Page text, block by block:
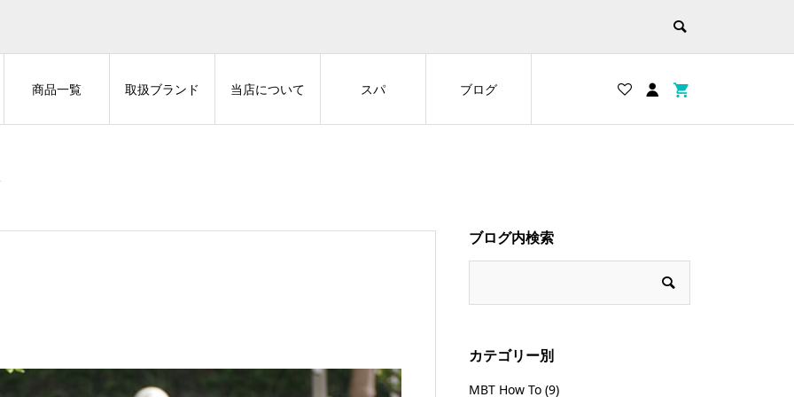
商品一覧 取扱ブランド 当店について スパ ブログ
ブログ内検索
カテゴリー別
MBT How To (9)